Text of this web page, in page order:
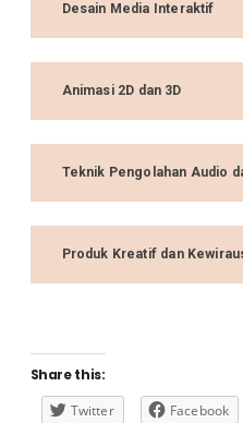
Desain Media Interaktif
Animasi 2D dan 3D
Teknik Pengolahan Audio
Produk Kreatif dan
Share this:
Twitter
Facebook